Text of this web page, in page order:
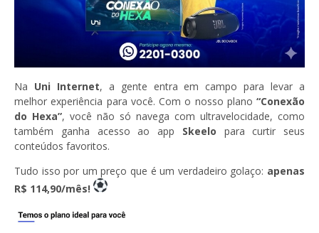
Na Uni Internet, a gente entra em campo para levar a
melhor experiência para você. Com o nosso plano “Conexão
do Hexa”, você não só navega com ultravelocidade, como
também ganha acesso ao app Skeelo para curtir seus
conteúdos favoritos.
Tudo isso por um preço que é um verdadeiro golaço: apenas
R$ 114,90/mês!